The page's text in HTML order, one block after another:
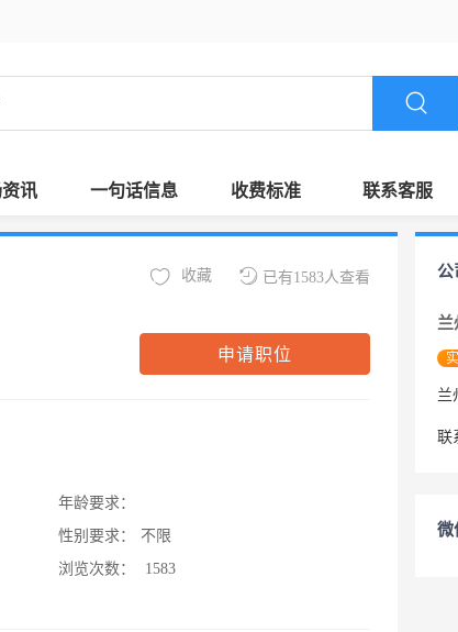
讯 一句话信息 收费标准 联系客服
已有1583人查看
收藏
申请职位
年龄要求：
性别要求：
不限
浏览次数：
1583
公
兰
兰
联
微